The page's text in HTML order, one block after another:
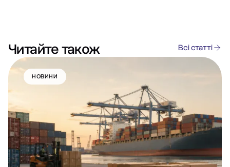
Читайте також Всі статті
НОВИНИ